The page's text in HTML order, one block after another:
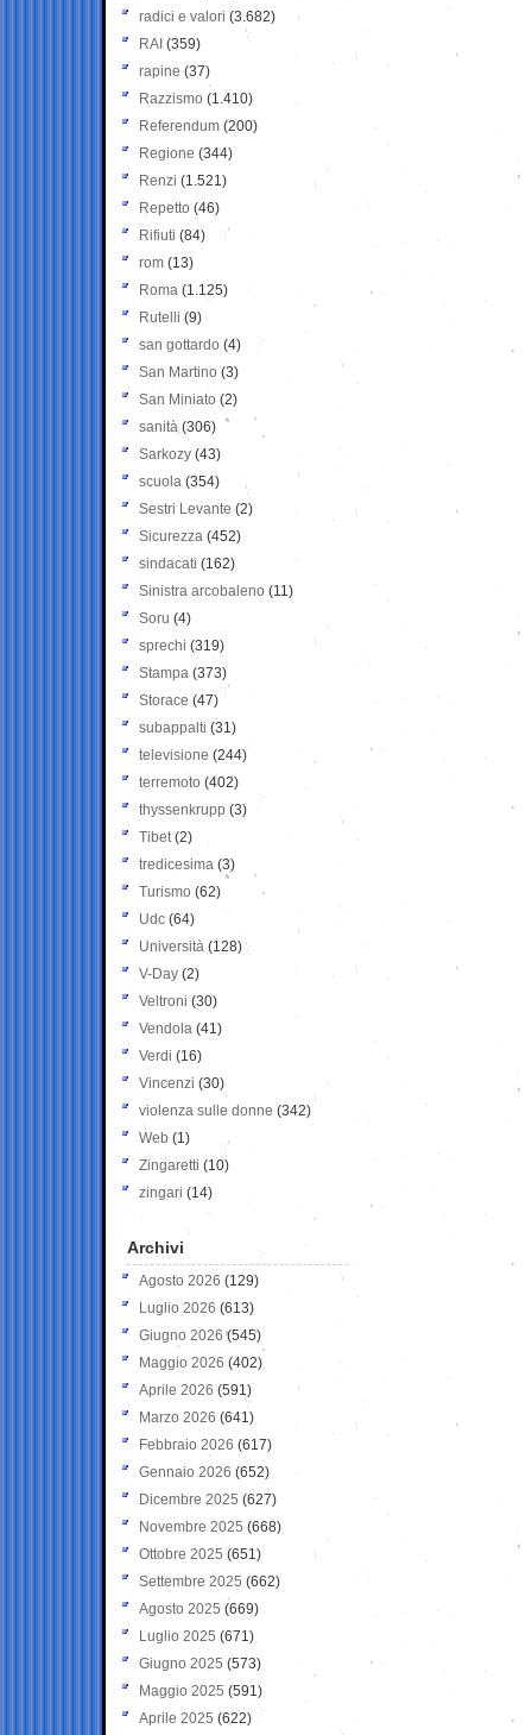
radici e valori (3.682)
RAI (359)
rapine (37)
Razzismo (1.410)
Referendum (200)
Regione (344)
Renzi (1.521)
Repetto (46)
Rifiuti (84)
rom (13)
Roma (1.125)
Rutelli (9)
san gottardo (4)
San Martino (3)
San Miniato (2)
sanità (306)
Sarkozy (43)
scuola (354)
Sestri Levante (2)
Sicurezza (452)
sindacati (162)
Sinistra arcobaleno (11)
Soru (4)
sprechi (319)
Stampa (373)
Storace (47)
subappalti (31)
televisione(244)
terremoto (402)
thyssenkrupp (3)
Tibet(2)
tredicesima (3)
Turismo (62)
Udc (64)
Università (128)
V-Day (2)
Veltroni (30)
Vendola (41)
Verdi (16)
Vincenzi (30)
violenza sulle donne (342)
Web (1)
Zingaretti (10)
zingari (14)
Archivi
Agosto 2026 (129)
Luglio 2026 (613)
Giugno 2026 (545)
Maggio 2026 (402)
Aprile 2026 (591)
Marzo 2026 (641)
Febbraio 2026 (617)
Gennaio 2026 (652)
Dicembre 2025 (627)
Novembre 2025 (668)
Ottobre 2025 (651)
Settembre 2025 (662)
Agosto 2025 (669)
Luglio 2025 (671)
Giugno 2025 (573)
Maggio 2025 (591)
Aprile 2025 (622)